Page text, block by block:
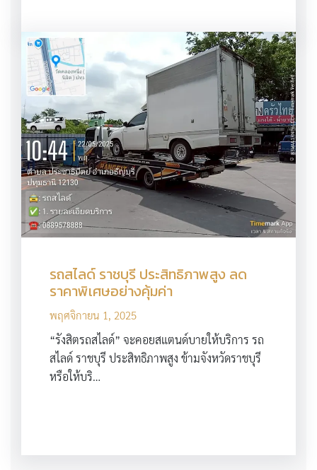
รถสไลด์ ราชบุรี ประสิทธิภาพสูง ลด
ราคาพิเศษอย่างคุ้มค่า
พฤศจิกายน 1, 2025
“รังสิตรถสไลด์” จะคอยสแตนด์บายให้บริการ รถ
สไลด์ ราชบุรี ประสิทธิภาพสูง ข้ามจังหวัดราชบุรี
หรือให้บริ…